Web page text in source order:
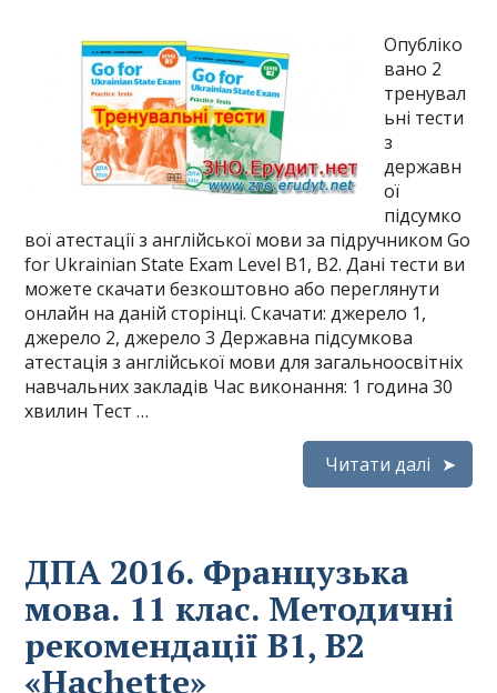
Опубліко
вано 2
тренувал
ьні тести
з
державн
ої
підсумко
вої атестації з англійської мови за підручником Go
for Ukrainian State Exam Level B1, B2. Дані тести ви
можете скачати безкоштовно або переглянути
онлайн на даній сторінці. Скачати: джерело 1,
джерело 2, джерело 3 Державна підсумкова
атестація з англійської мови для загальноосвітніх
навчальних закладів Час виконання: 1 година 30
хвилин Тест …
Читати далі
ДПА 2016. Французька
мова. 11 клас. Методичні
рекомендації B1, B2
«Hachette»